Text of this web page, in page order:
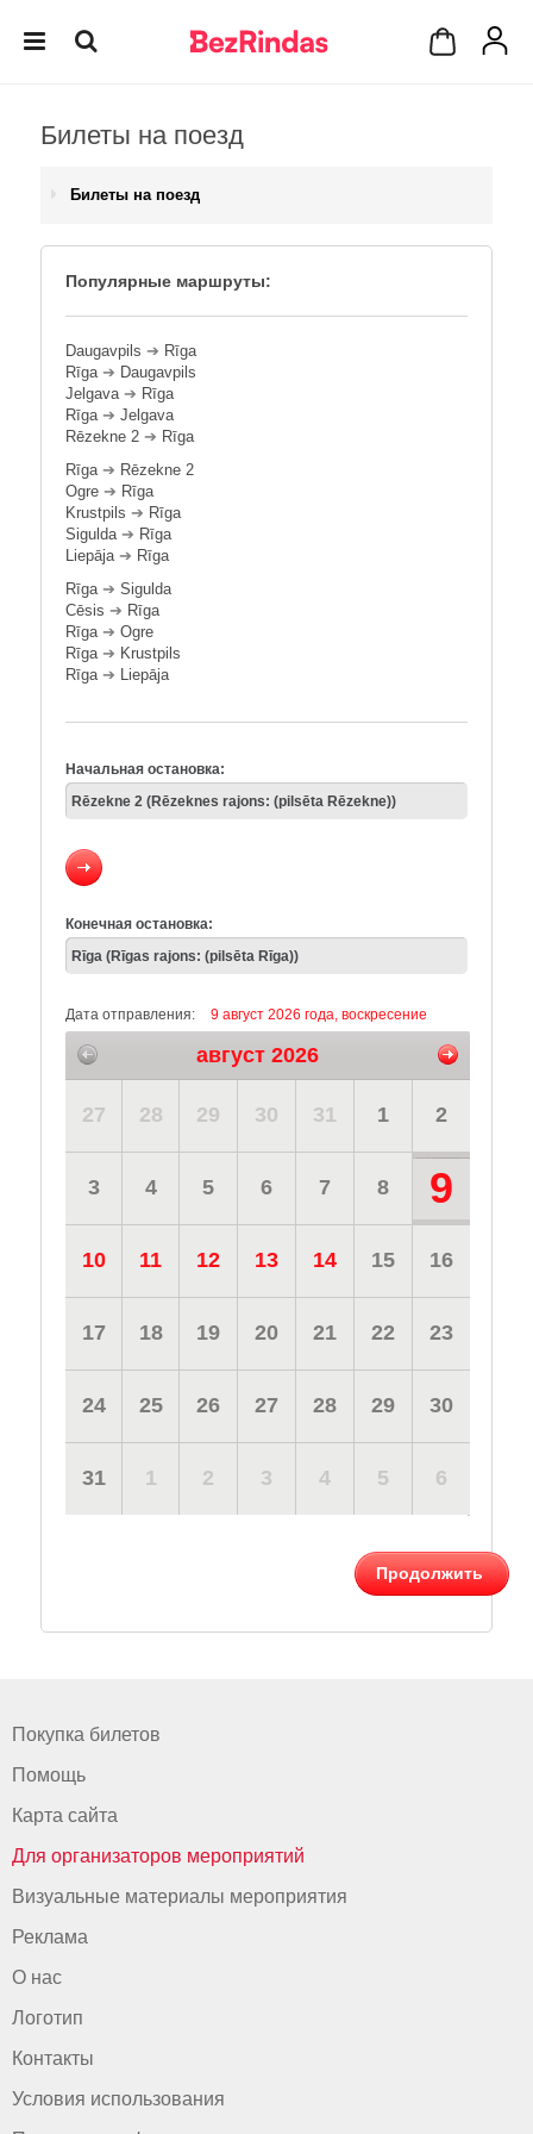
Билеты на поезд
Билеты на поезд
Популярные маршруты:
Daugavpils ➔ Rīga
Rīga➔ Daugavpils
Jelgava➔ Rīga
Rīga➔ Jelgava
Rēzekne 2 ➔ Rīga
Rīga➔ Rēzekne 2
Ogre ➔ Rīga
Krustpils ➔ Rīga
Sigulda➔ Rīga
Liepāja➔ Rīga
Rīga➔ Sigulda
Cēsis ➔ Rīga
Rīga➔ Ogre
Rīga➔ Krustpils
Rīga➔ Liepāja
Начальная остановка:
Конечная остановка:
Дата отправления: 9 август 2026 года, воскресение
август 2026
27 28 29 30 31 1 2
3 4 5 6 7 8 9
10 11 12 13 14 15 16
17 18 19 20 21 22 23
24 25 26 27 28 29 30
31 1 2 3 4 5 6
Продолжить
Покупка билетов
Помощь
Карта сайта
Для организаторов мероприятий
Визуальные материалы мероприятия
Реклама
О нас
Логотип
Контакты
Условия использования